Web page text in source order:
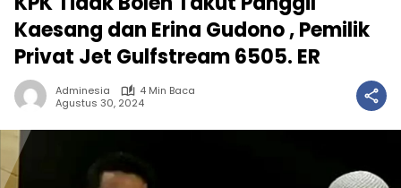
Kaesang dan Erina Gudono , Pemilik
Privat Jet Gulfstream 6505. ER
Adminesia
4 Min Baca
Agustus 30, 2024